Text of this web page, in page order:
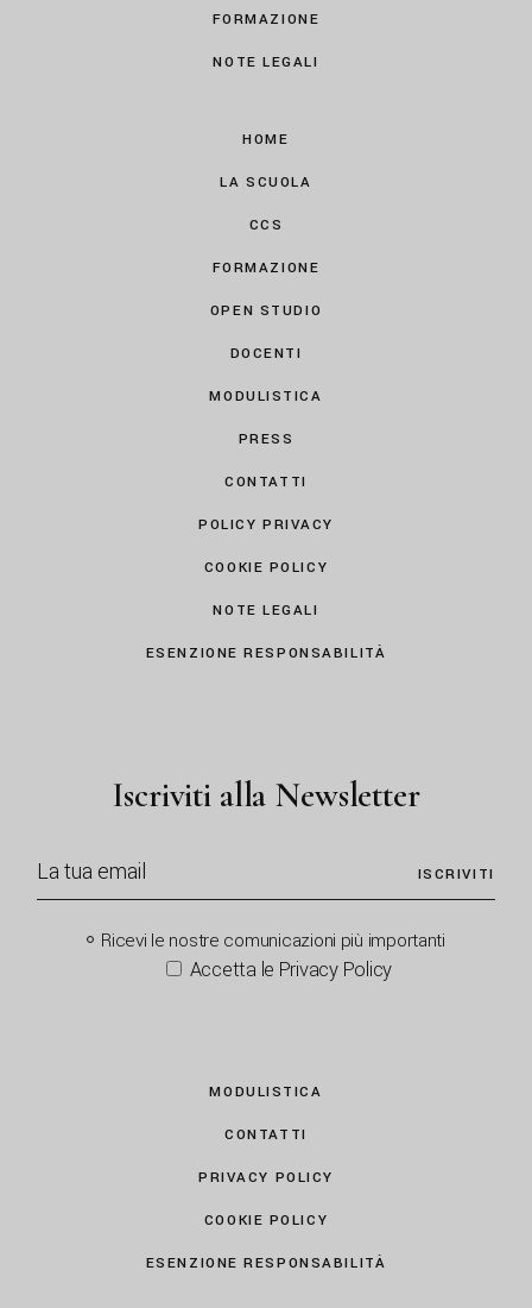
FORMAZIONE
NOTE LEGALI
HOME
LA SCUOLA
CCS
FORMAZIONE
OPEN STUDIO
DOCENTI
MODULISTICA
PRESS
CONTATTI
POLICY PRIVACY
COOKIE POLICY
NOTE LEGALI
ESENZIONE RESPONSABILITÀ
Iscriviti alla Newsletter
ISCRIVITI
Ricevi le nostre comunicazioni più importanti
Accetta le Privacy Policy
MODULISTICA
CONTATTI
PRIVACY POLICY
COOKIE POLICY
ESENZIONE RESPONSABILITÀ